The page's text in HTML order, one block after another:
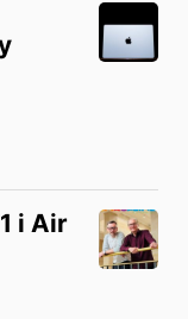
i Air